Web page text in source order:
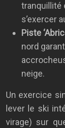
tranquillité
s’exercer
Piste
nord
neige.
Un exercice
lever le ski
virage) sur